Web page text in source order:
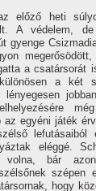
előző heti
A védelem,
gyenge
a csatársorát
a két
lényegesen
az egyéni játék
eléggé.
volna, bár
szépen
hogy